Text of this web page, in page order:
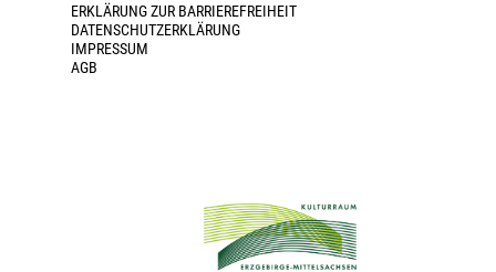
ERKLÄRUNG ZUR BARRIEREFREIHEIT
DATENSCHUTZERKLÄRUNG
IMPRESSUM
AGB